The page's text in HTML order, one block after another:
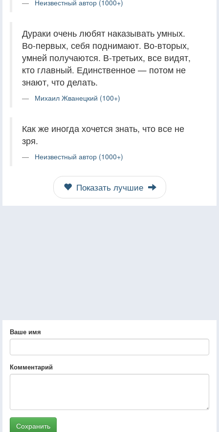
Неизвестный автор (1000+)
Дураки очень любят наказывать умных.
Во-первых, себя поднимают. Во-вторых,
умней получаются. В-третьих, все видят,
кто главный. Единственное — потом не
знают, что делать.
Михаил Жванецкий (100+)
Как же иногда хочется знать, что все не
зря.
Неизвестный автор (1000+)
Показать лучшие
Ваше имя
Комментарий
Сохранить